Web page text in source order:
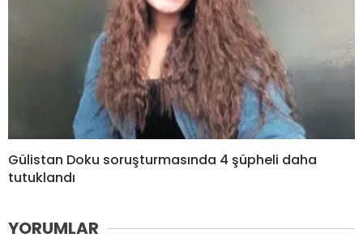
Gülistan Doku soruşturmasında 4 şüpheli daha
tutuklandı
YORUMLAR